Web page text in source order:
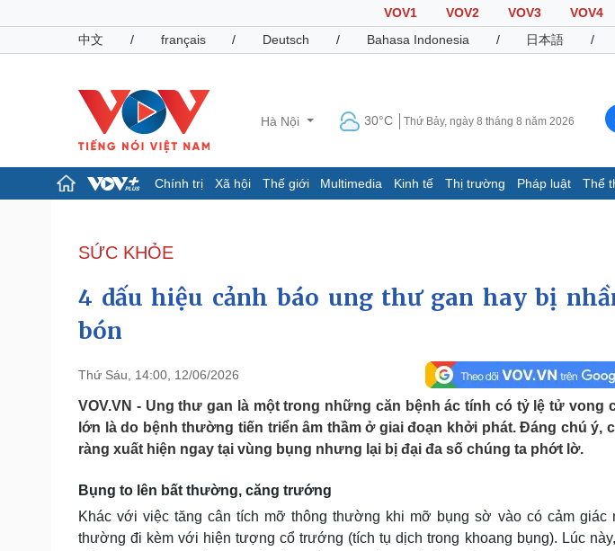
VOV1 VOV2 VOV3 VOV4
中文
/ français / Deutsch / Bahasa Indonesia / 日本語 /
Hà Nội 30°C Thứ Bảy, ngày 8 tháng 8 năm 2026
Chính trị Xã hội Thế giới Multimedia Kinh tế Thị trường Pháp luật Thể
Đảng
Tổ chức nhân sự
Quốc hội
Nhận diện sự thật
Dấu ấn VOV
Pháp luật
Tin nóng
Tư vấn luật
Việt Nam
Phân tích
Thể thao
Lịch thi đấu bóng đá
Thế giới thể thao
eSports
Sức khỏe
Dinh dưỡng - món ngon
Cây thuốc
Đời sống
Nhà đẹp
Blog
Sân khấu - Điện ảnh
Văn học
SỨC KHỎE
4 dấu hiệu cảnh báo ung thư gan hay bị
bón
Thứ Sáu, 14:00, 12/06/2026
VOV.VN - Ung thư gan là một trong những căn bệnh ác tính có tỷ lệ tử vong
lớn là do bệnh thường tiến triển âm thầm ở giai đoạn khởi phát. Đáng chú ý,
ràng xuất hiện ngay tại vùng bụng nhưng lại bị đại đa số chúng ta phớt lờ.
Bụng to lên bất thường, căng trướng
Khác với việc tăng cân tích mỡ thông thường khi mỡ bụng sờ vào có cảm giác
thường đi kèm với hiện tượng cổ trướng (tích tụ dịch trong khoang bụng). Lúc